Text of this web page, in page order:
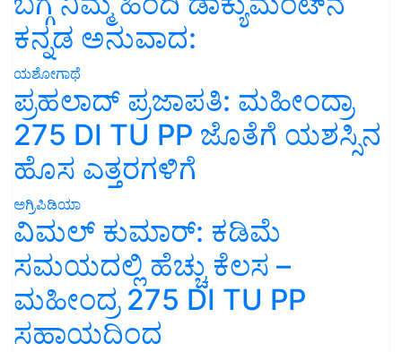
ಕನ್ನಡ ಅನುವಾದ:
ಯಶೋಗಾಥೆ
ಪ್ರಹಲಾದ್ ಪ್ರಜಾಪತಿ: ಮಹೀಂದ್ರಾ
275 DI TU PP ಜೊತೆಗೆ ಯಶಸ್ಸಿನ
ಹೊಸ ಎತ್ತರಗಳಿಗೆ
ಅಗ್ರಿಪಿಡಿಯಾ
ವಿಮಲ್ ಕುಮಾರ್: ಕಡಿಮೆ
ಸಮಯದಲ್ಲಿ ಹೆಚ್ಚು ಕೆಲಸ –
ಮಹೀಂದ್ರ 275 DI TU PP
ಸಹಾಯದಿಂದ